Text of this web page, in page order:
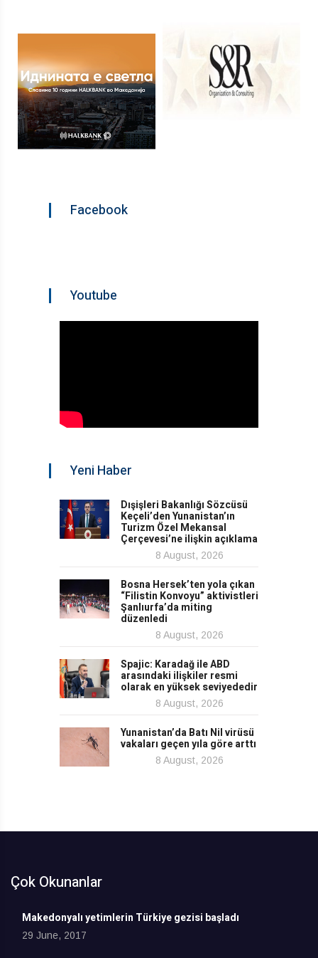
Facebook
Youtube
Yeni Haber
Dışişleri Bakanlığı Sözcüsü
Keçeli’den Yunanistan’ın
Turizm Özel Mekansal
Çerçevesi’ne ilişkin açıklama
8 August, 2026
Bosna Hersek’ten yola çıkan
“Filistin Konvoyu” aktivistleri
Şanlıurfa’da miting
düzenledi
8 August, 2026
Spajic: Karadağ ile ABD
arasındaki ilişkiler resmi
olarak en yüksek seviyededir
8 August, 2026
Yunanistan’da Batı Nil virüsü
vakaları geçen yıla göre arttı
8 August, 2026
Çok Okunanlar
Makedonyalı yetimlerin Türkiye gezisi başladı
29 June, 2017